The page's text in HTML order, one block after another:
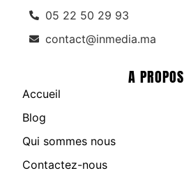
05 22 50 29 93
contact@inmedia.ma
A PROPOS
Accueil
Blog
Qui sommes nous
Contactez-nous